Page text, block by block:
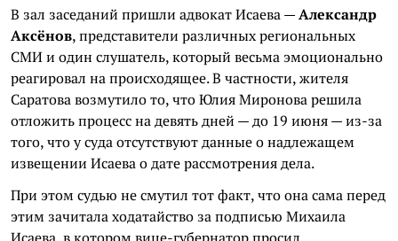
В зал заседаний пришли адвокат Исаева —Александр
Аксёнов, представители различных региональных
СМИ и один слушатель, который весьма эмоционально
реагировал на происходящее. В частности, жителя
Саратова возмутило то, что Юлия Миронова решила
отложить процесс на девять дней — до 19 июня — из-за
того, что у суда отсутствуют данные о надлежащем
извещении Исаева о дате рассмотрения дела.
При этом судью не смутил тот факт, что она сама перед
этим зачитала ходатайство за подписью Михаила